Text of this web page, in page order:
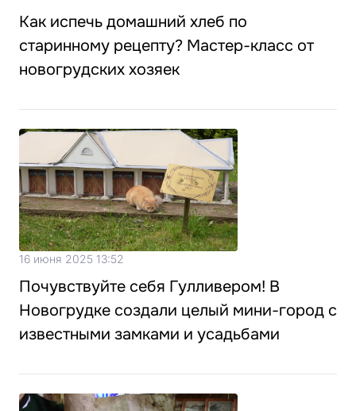
Как испечь домашний хлеб по
старинному рецепту? Мастер-класс от
новогрудских хозяек
16 июня 2025 13:52
Почувствуйте себя Гулливером! В
Новогрудке создали целый мини-город с
известными замками и усадьбами